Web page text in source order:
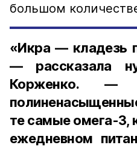
большом
«Икра — кладезь
— рассказала
Корженко. —
те самые омега-3,
ежедневном